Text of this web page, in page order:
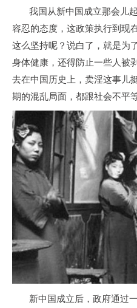
我国从新中国成立那会儿
容忍的态度，这政策执行到
这么坚持呢？说白了，就是为
身体健康，还得防止一些人
去在中国历史上，卖淫这事儿
期的混乱局面，都跟社会不平
新中国成立后，政府通过